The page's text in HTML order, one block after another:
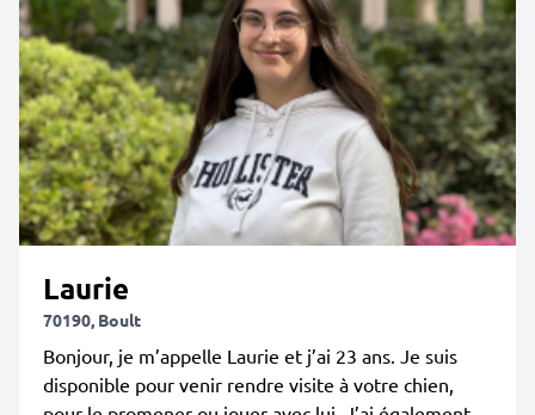
Laurie
70190, Boult
Bonjour, je m’appelle Laurie et j’ai 23 ans. Je suis
disponible pour venir rendre visite à votre chien,